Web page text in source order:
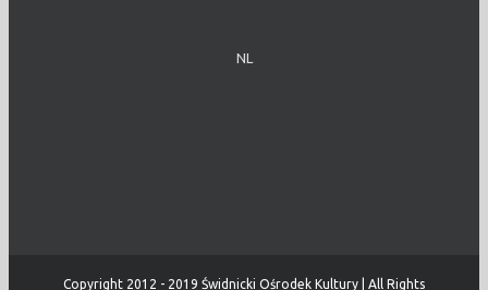
NL
Copyright 2012 - 2019 Świdnicki Ośrodek Kultury | All Rights